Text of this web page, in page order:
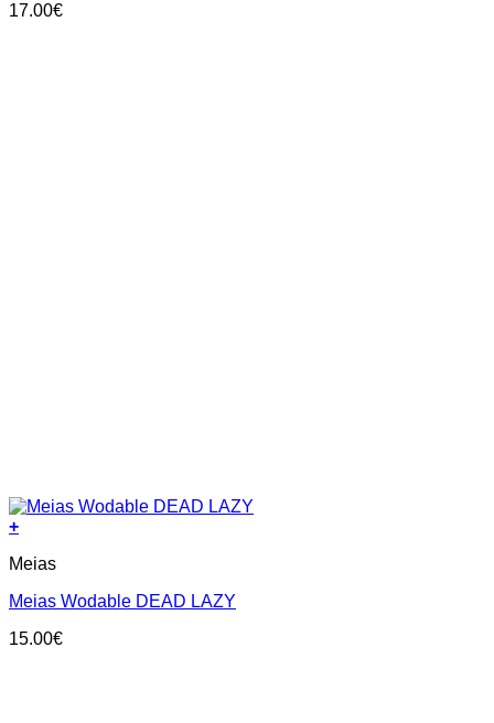
The
17.00€
+
product
multiple
The
Meias
Meias Wodable DEAD LAZY
15.00€